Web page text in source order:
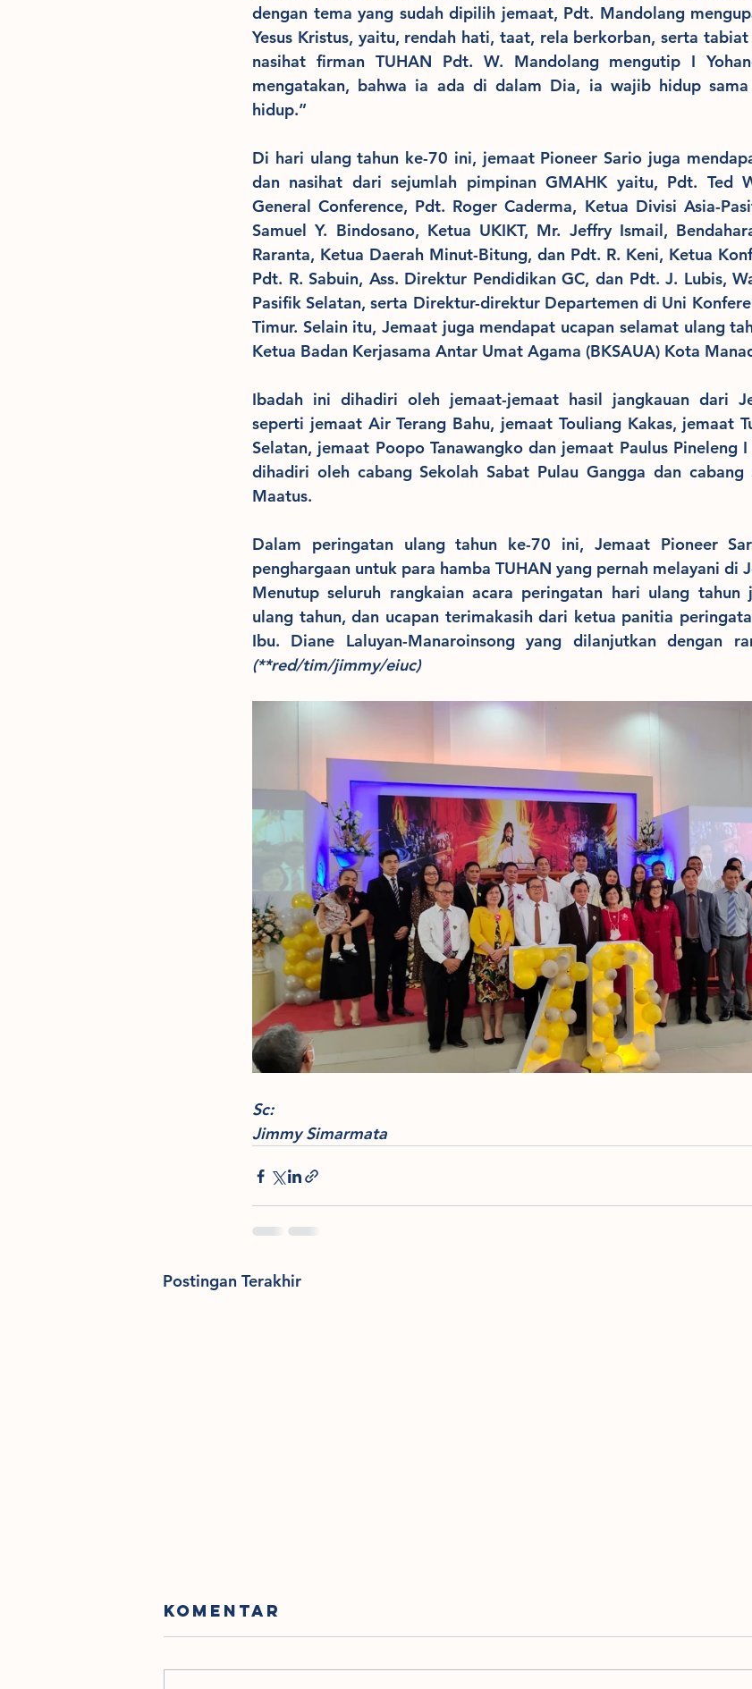
dengan tema yang sudah dipilih jemaat, Pdt. Mandolang
Yesus Kristus, yaitu, rendah hati, taat, rela berkorban, serta
nasihat firman TUHAN Pdt. W. Mandolang mengutip I
mengatakan, bahwa ia ada di dalam Dia, ia wajib hidup
hidup.”
Di hari ulang tahun ke-70 ini, jemaat Pioneer Sario juga
dan nasihat dari sejumlah pimpinan GMAHK yaitu, Pdt. Ted
General Conference, Pdt. Roger Caderma, Ketua Divisi Asia-
Samuel Y. Bindosano, Ketua UKIKT, Mr. Jeffry Ismail,
Raranta, Ketua Daerah Minut-Bitung, dan Pdt. R. Keni, Ketua
Pdt. R. Sabuin, Ass. Direktur Pendidikan GC, dan Pdt. J. Lubis,
Pasifik Selatan, serta Direktur-direktur Departemen di Uni
Timur. Selain itu, Jemaat juga mendapat ucapan selamat ulang
Ketua Badan Kerjasama Antar Umat Agama (BKSAUA) Kota
Ibadah ini dihadiri oleh jemaat-jemaat hasil jangkauan dari
seperti jemaat Air Terang Bahu, jemaat Touliang Kakas, jemaat
Selatan, jemaat Poopo Tanawangko dan jemaat Paulus Pineleng
dihadiri oleh cabang Sekolah Sabat Pulau Gangga dan cabang
Maatus.
Dalam peringatan ulang tahun ke-70 ini, Jemaat Pioneer
penghargaan untuk para hamba TUHAN yang pernah melayani di
Menutup seluruh rangkaian acara peringatan hari ulang
ulang tahun, dan ucapan terimakasih dari ketua panitia
(**red/tim/jimmy/eiuc)
Sc:
Jimmy Simarmata
Postingan Terakhir
Komentar